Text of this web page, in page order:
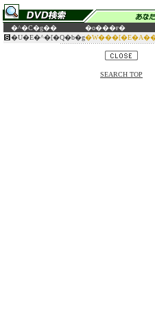
�^�C�g�� �o���ғ�
�U�E�^�[�Q�b�g
SEARCH TOP